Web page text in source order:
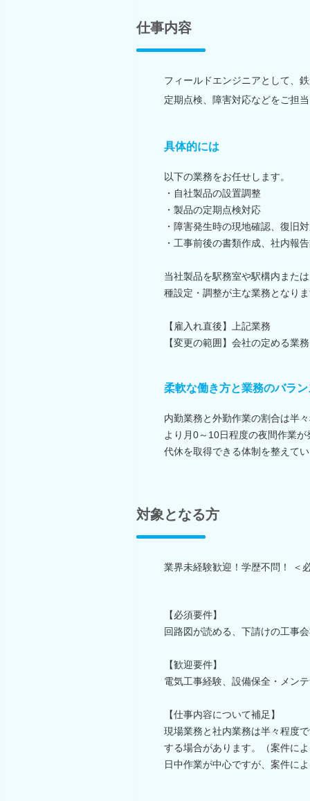
仕事内容
フィールドエンジニアとして、
定期点検、障害対応などをご担
具体的には
以下の業務をお任せします。
・自社製品の設置調整
・製品の定期点検対応
・障害発生時の現地確認、復旧
・工事前後の書類作成、社内報
当社製品を駅務室や駅構内また
種設定・調整が主な業務となり
【雇入れ直後】上記業務
【変更の範囲】会社の定める業務
柔軟な働き方と業務のバラン
内勤業務と外勤作業の割合は半
より月0～10日程度の夜間作業
代休を取得できる体制を整えて
対象となる方
業界未経験歓迎！学歴不問！ ＜
【必須要件】
回路図が読める、下請けの工事
【歓迎要件】
電気工事経験、設備保全・メン
【仕事内容について補足】
現場業務と社内業務は半々程度
する場合があります。（案件に
日中作業が中心ですが、案件に